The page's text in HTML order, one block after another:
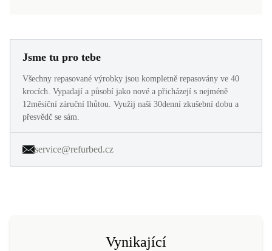
Jsme tu pro tebe
Všechny repasované výrobky jsou kompletně repasovány ve 40
krocích. Vypadají a působí jako nové a přicházejí s nejméně
12měsíční záruční lhůtou. Využij naši 30denní zkušební dobu a
přesvědč se sám.
service@refurbed.cz
Vynikající